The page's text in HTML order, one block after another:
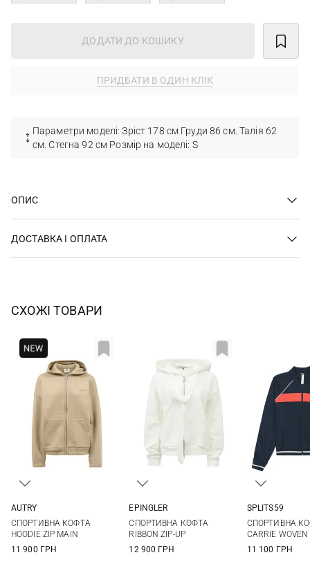
ДОДАТИ ДО КОШИКУ
ПРИДБАТИ В ОДИН КЛІК
Параметри моделі: Зріст 178 см Груди 86 см. Талія 62
см. Стегна 92 см Розмір на моделі: S
ОПИС
ДОСТАВКА І ОПЛАТА
СХОЖІ ТОВАРИ
AUTRY
СПОРТИВНА КОФТА
HOODIE ZIP MAIN
11 900 ГРН
EPINGLER
СПОРТИВНА КОФТА
RIBBON ZIP-UP
12 900 ГРН
XL
SPLITS59
СПОРТИВНА
CARRIE
11 100 ГРН